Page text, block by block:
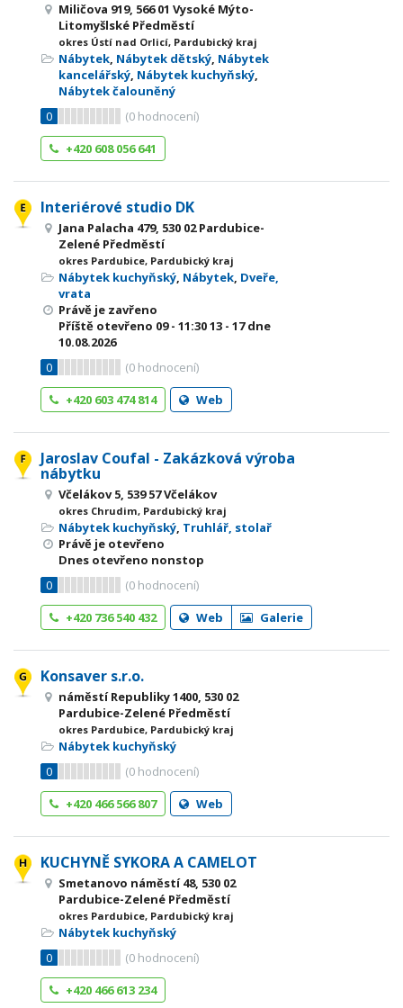
Miličova 919, 566 01 Vysoké Mýto-
Litomyšlské Předměstí
okres Ústí nad Orlicí, Pardubický kraj
Nábytek, Nábytek dětský, Nábytek
kancelářský, Nábytek kuchyňský,
Nábytek čalouněný
0
(0 hodnocení)
+420 608 056 641
Interiérové studio DK
Jana Palacha 479, 530 02 Pardubice-
Zelené Předměstí
okres Pardubice, Pardubický kraj
Nábytek kuchyňský, Nábytek, Dveře,
vrata
Právě je zavřeno
Příště otevřeno 09 - 11:3013 - 17dne
10.08.2026
0
(0 hodnocení)
+420 603 474 814
Web
Jaroslav Coufal - Zakázková výroba
nábytku
Včelákov 5, 539 57 Včelákov
okres Chrudim, Pardubický kraj
Nábytek kuchyňský, Truhlář, stolař
Právě je otevřeno
Dnes otevřeno nonstop
0
(0 hodnocení)
+420 736 540 432
Web Galerie
Konsaver s.r.o.
náměstí Republiky 1400, 530 02
Pardubice-Zelené Předměstí
okres Pardubice, Pardubický kraj
Nábytek kuchyňský
0
(0 hodnocení)
+420 466 566 807
Web
KUCHYNĚ SYKORA A CAMELOT
Smetanovo náměstí 48, 530 02
Pardubice-Zelené Předměstí
okres Pardubice, Pardubický kraj
Nábytek kuchyňský
0
(0 hodnocení)
+420 466 613 234